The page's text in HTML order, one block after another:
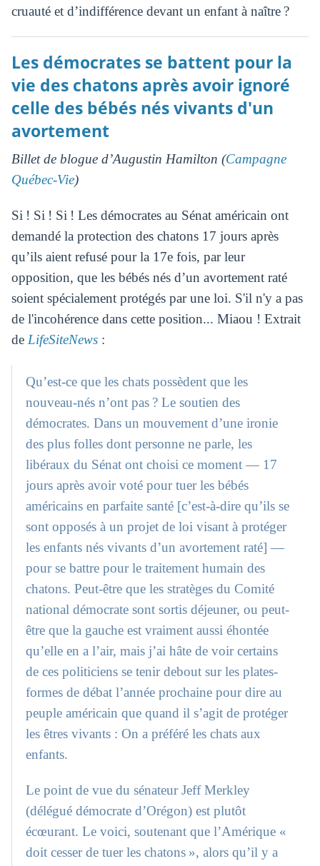
cruauté et d’indifférence devant un enfant à naître ?
Les démocrates se battent pour la
vie des chatons après avoir ignoré
celle des bébés nés vivants d'un
avortement
Billet de blogue d’Augustin Hamilton (Campagne
Québec-Vie)
Si ! Si ! Si ! Les démocrates au Sénat américain ont
demandé la protection des chatons 17 jours après
qu’ils aient refusé pour la 17e fois, par leur
opposition, que les bébés nés d’un avortement raté
soient spécialement protégés par une loi. S'il n'y a pas
de l'incohérence dans cette position... Miaou ! Extrait
de LifeSiteNews :
Qu’est-ce que les chats possèdent que les
nouveau-nés n’ont pas ? Le soutien des
démocrates. Dans un mouvement d’une ironie
des plus folles dont personne ne parle, les
libéraux du Sénat ont choisi ce moment — 17
jours après avoir voté pour tuer les bébés
américains en parfaite santé [c’est-à-dire qu’ils se
sont opposés à un projet de loi visant à protéger
les enfants nés vivants d’un avortement raté] —
pour se battre pour le traitement humain des
chatons. Peut-être que les stratèges du Comité
national démocrate sont sortis déjeuner, ou peut-
être que la gauche est vraiment aussi éhontée
qu’elle en a l’air, mais j’ai hâte de voir certains
de ces politiciens se tenir debout sur les plates-
formes de débat l’année prochaine pour dire au
peuple américain que quand il s’agit de protéger
les êtres vivants : On a préféré les chats aux
enfants.
Le point de vue du sénateur Jeff Merkley
(délégué démocrate d’Orégon) est plutôt
écœurant. Le voici, soutenant que l’Amérique «
doit cesser de tuer les chatons », alors qu’il y a